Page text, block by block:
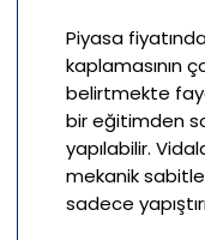
Piyasa
kaplamasının
belirtmekte
bir eğitimden
yapılabilir.
mekanik
sadece